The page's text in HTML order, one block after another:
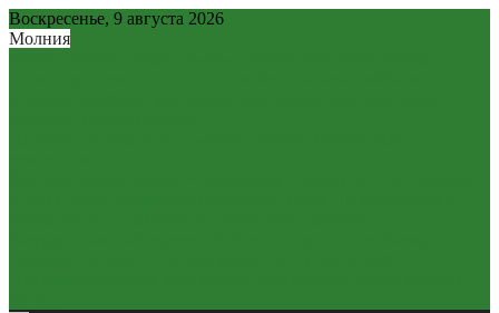
Воскресенье, 9 августа 2026
Молния